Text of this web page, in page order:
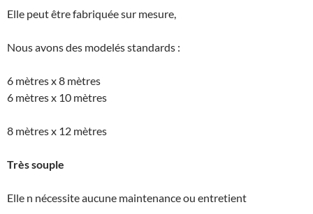
Elle peut être fabriquée sur mesure,
Nous avons des modelés standards :
6 mètres x 8 mètres
6 mètres x 10 mètres
8 mètres x 12 mètres
Très souple
Elle n nécessite aucune maintenance ou entretient